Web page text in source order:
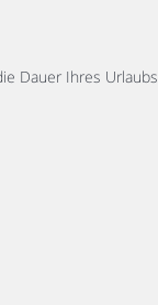
Dauer Ihres